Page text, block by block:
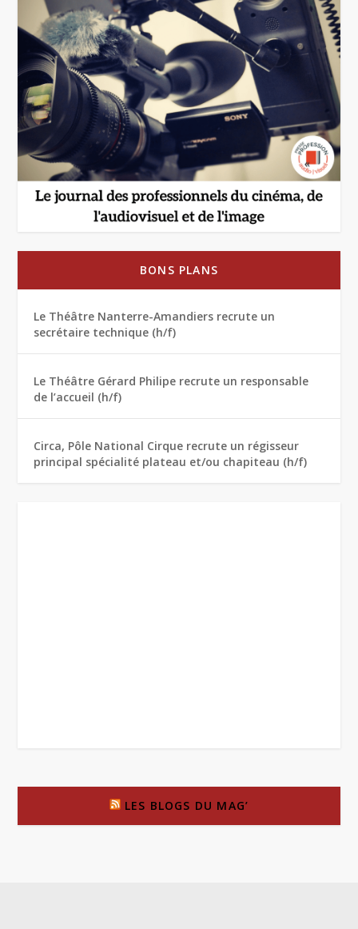
BONS PLANS
Le Théâtre Nanterre-Amandiers recrute un
secrétaire technique (h/f)
Le Théâtre Gérard Philipe recrute un responsable
de l’accueil (h/f)
Circa, Pôle National Cirque recrute un régisseur
principal spécialité plateau et/ou chapiteau (h/f)
LES BLOGS DU MAG’